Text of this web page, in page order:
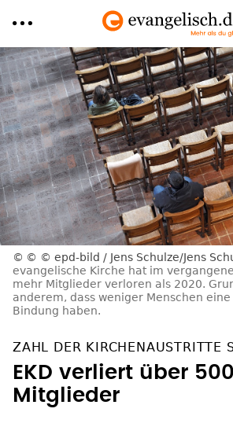
Direkt
zum
Inhalt
© © epd-bild / Jens Schulze/Jens
evangelische Kirche hat im
mehr Mitglieder verloren als 2020.
anderem, dass weniger Menschen
Bindung haben.
ZAHL DER KIRCHENAUSTRITTE
EKD verliert über
Mitglieder